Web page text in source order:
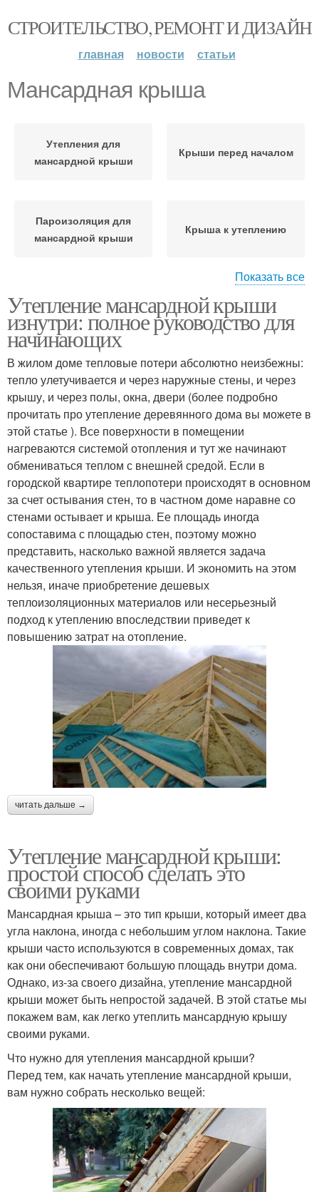
СТРОИТЕЛЬСТВО, РЕМОНТ И ДИЗАЙН
главная новости статьи
Мансардная крыша
Утепления для
мансардной крыши
Крыши перед началом
Пароизоляция для
мансардной крыши
Крыша к утеплению
мансардной крыше
Плёнка на мансардной
крыше
Двускатная крыша Двухскатная крыша
Двущипцовые крыши Крыши на сруб
Крыши с мансардой
Крыши под
металлочерепицу
Вальмовая крыша
Кровли на ломаную
крышу
Ломаная крыша
Крыши из
металлочерепицы
Крыша из
металлочерепицы
Металлочерепица на
ломаной крыше
ломаную крышу
ломаной крыше
Мансардный этаж
мансардному
утеплителю
Крыша без стоек
Требования для
ломаных крыш
Крыша с мансардой
Мансардная
конструкция
Мансардные окна Мансардная кровля
Показать все
Утепление мансардной крыши
изнутри: полное руководство для
начинающих
В жилом доме тепловые потери абсолютно неизбежны:
тепло улетучивается и через наружные стены, и через
крышу, и через полы, окна, двери (более подробно
прочитать про утепление деревянного дома вы можете в
этой статье ). Все поверхности в помещении
нагреваются системой отопления и тут же начинают
обмениваться теплом с внешней средой. Если в
городской квартире теплопотери происходят в основном
за счет остывания стен, то в частном доме наравне со
стенами остывает и крыша. Ее площадь иногда
сопоставима с площадью стен, поэтому можно
представить, насколько важной является задача
качественного утепления крыши. И экономить на этом
нельзя, иначе приобретение дешевых
теплоизоляционных материалов или несерьезный
подход к утеплению впоследствии приведет к
повышению затрат на отопление.
читать дальше →
Утепление мансардной крыши:
простой способ сделать это
своими руками
Мансардная крыша – это тип крыши, который имеет два
угла наклона, иногда с небольшим углом наклона. Такие
крыши часто используются в современных домах, так
как они обеспечивают большую площадь внутри дома.
Однако, из-за своего дизайна, утепление мансардной
крыши может быть непростой задачей. В этой статье мы
покажем вам, как легко утеплить мансардную крышу
своими руками.
Что нужно для утепления мансардной крыши?
Перед тем, как начать утепление мансардной крыши,
вам нужно собрать несколько вещей: